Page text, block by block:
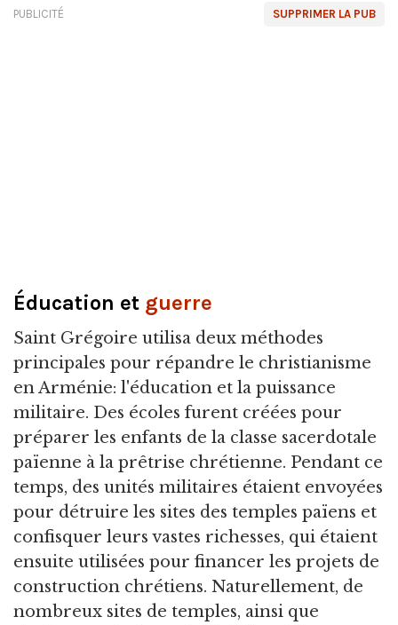
SUPPRIMER LA PUB
PUBLICITÉ
Éducation et guerre
Saint Grégoire utilisa deux méthodes
principales pour répandre le christianisme
en Arménie: l'éducation et la puissance
militaire. Des écoles furent créées pour
préparer les enfants de la classe sacerdotale
païenne à la prêtrise chrétienne. Pendant ce
temps, des unités militaires étaient envoyées
pour détruire les sites des temples païens et
confisquer leurs vastes richesses, qui étaient
ensuite utilisées pour financer les projets de
construction chrétiens. Naturellement, de
nombreux sites de temples, ainsi que